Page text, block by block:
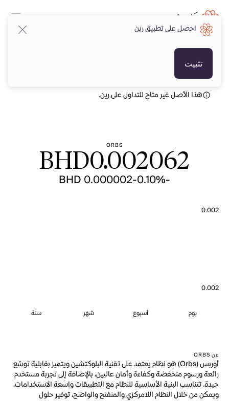
هذا الأصل غير متاح للتداول على رين.
ORBS
BHD0.002062
-0.10%
-BHD 0.000002
0.002
0.002
يوم أسبوع شهر سنة
عن ORBS
أوربس (Orbs) هو نظام يعتمد على تقنية البلوكتشين ويتميز بقابلية توسّع
رائعة ورسوم منخفضة وكفاءة وأمان عاليين، بالإضافة إلى تجربة مستخدم
جيدة. تتناسب البنية الأساسية للنظام مع التطبيقات واسعة الاستخدامات،
ويمكن من خلال النظام اللامركزي والمنفتح والواضح، توفير حلول
احصل على تطبيق رين
تثبيت